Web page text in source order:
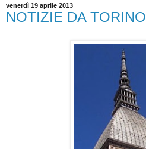
venerdì 19 aprile 2013
NOTIZIE DA TORINO